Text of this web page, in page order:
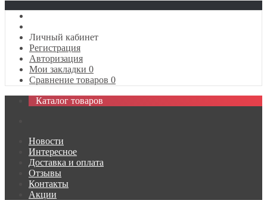
Личный кабинет
Регистрация
Авторизация
Мои закладки 0
Сравнение товаров 0
Каталог товаров
Новости
Интересное
Доставка и оплата
Отзывы
Контакты
Акции